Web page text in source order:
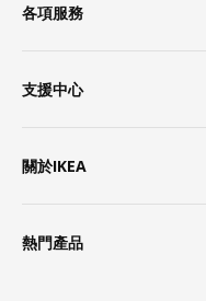
各項服務
支援中心
關於IKEA
熱門產品